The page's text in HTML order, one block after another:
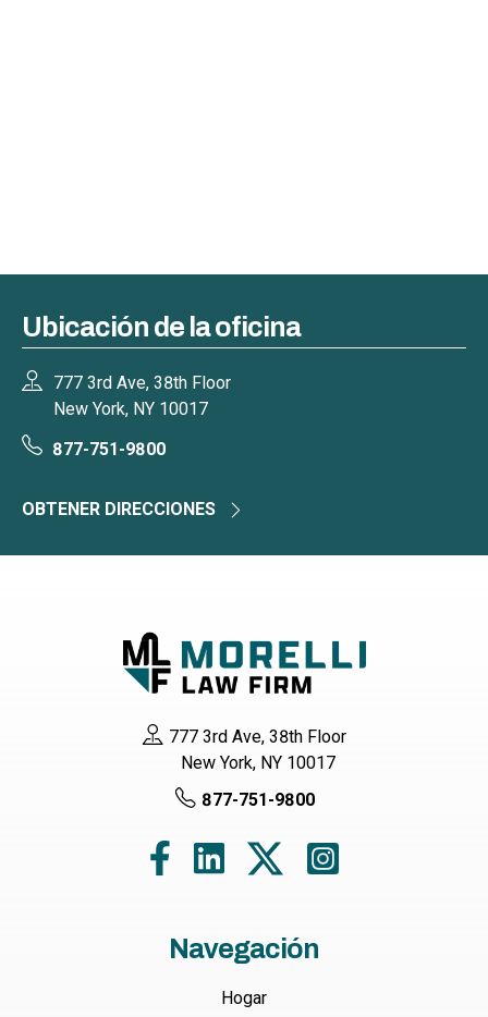
Ubicación de la oficina
777 3rd Ave, 38th Floor
New York, NY 10017
877-751-9800
OBTENER DIRECCIONES
777 3rd Ave, 38th Floor
New York, NY 10017
877-751-9800
Navegación
Hogar